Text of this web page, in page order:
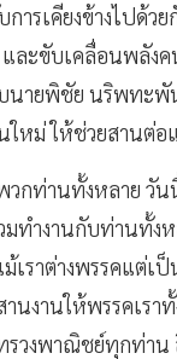
ารเคียงข้างไปด้ว
ละขับเคลื่อนพลัง
นายพิชัย นริพทะพั
ใหม่ ให้ช่วยสานต่อ
วกท่านทั้งหลาย วั
มทำงานกับท่านทั้ง
เราต่างพรรคแต่เ
นงานให้พรรคเรา
ทรวงพาณิชย์ทุกท่า